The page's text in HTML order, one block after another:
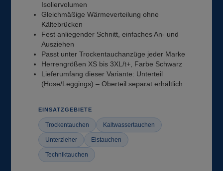
Isoliervolumen
Gleichmäßige Wärmeverteilung ohne
Kältebrücken
Fest anliegender Schnitt, einfaches An- und
Ausziehen
Passt unter Trockentauchanzüge jeder Marke
Herrengrößen XS bis 3XL/t+, Farbe Schwarz
Lieferumfang dieser Variante: Unterteil
(Hose/Leggings) – Oberteil separat erhältlich
EINSATZGEBIETE
Trockentauchen Kaltwassertauchen
Unterzieher Eistauchen
Techniktauchen